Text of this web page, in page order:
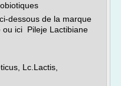
dessous de la marque
ou ici Pileje Lactibiane
Lc.Lactis,